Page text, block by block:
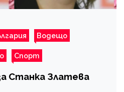
Водещо
Спорт
Станка Златева